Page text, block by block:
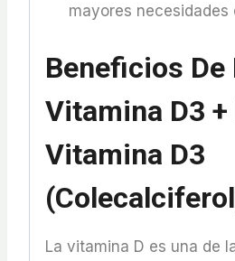
mayores necesidades
Beneficios De
Vitamina D3 +
Vitamina D3
La vitamina D es una de